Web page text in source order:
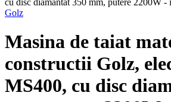
Golz
Masina de taiat
constructii Golz,
MS400, cu disc